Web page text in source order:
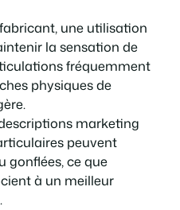
une utilisation
la sensation de
fréquemment
physiques de
marketing
peuvent
gonflées, ce que
à un meilleur